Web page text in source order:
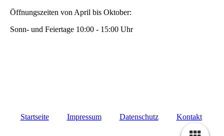
Öffnungszeiten von April bis Oktober:
Sonn- und Feiertage 10:00 - 15:00 Uhr
Startseite Impressum Datenschutz Kontakt